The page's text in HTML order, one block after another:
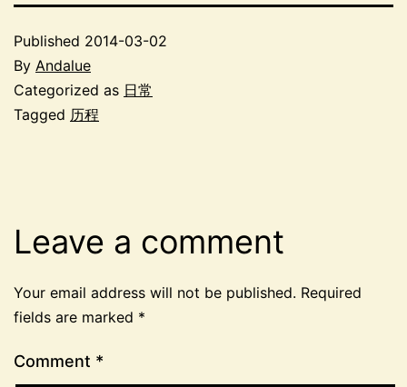
Published 2014-03-02
By Andalue
Categorized as 日常
Tagged 历程
Leave a comment
Your email address will not be published. Required
fields are marked *
Comment *